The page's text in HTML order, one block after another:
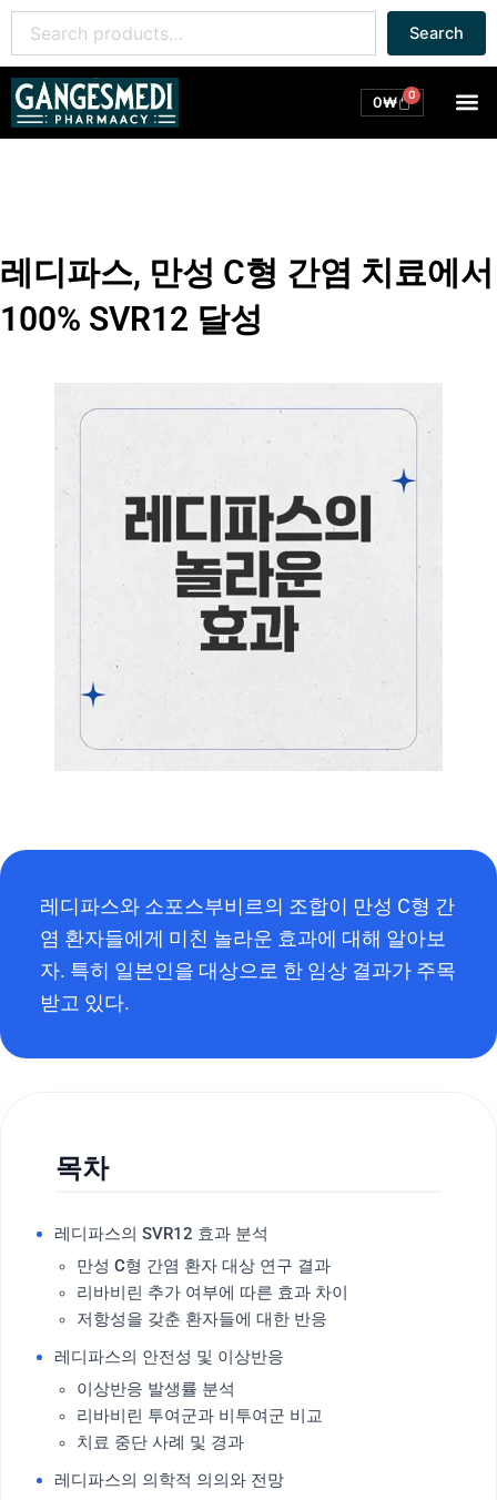
콘
츠
너
for:
Search
0₩ 0
Cart
레디파스, 만성 C형 간염 치료에서
100% SVR12 달성
레디파스와 소포스부비르의 조합이 만성 C형 간
염 환자들에게 미친 놀라운 효과에 대해 알아보
자. 특히 일본인을 대상으로 한 임상 결과가 주목
받고 있다.
목차
레디파스의 SVR12 효과 분석
만성 C형 간염 환자 대상 연구 결과
리바비린 추가 여부에 따른 효과 차이
저항성을 갖춘 환자들에 대한 반응
레디파스의 안전성 및 이상반응
이상반응 발생률 분석
리바비린 투여군과 비투여군 비교
치료 중단 사례 및 경과
레디파스의 의학적 의의와 전망